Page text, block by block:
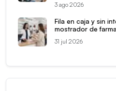
3 ago 2026
Fila en caja y sin
mostrador de
31 jul 2026